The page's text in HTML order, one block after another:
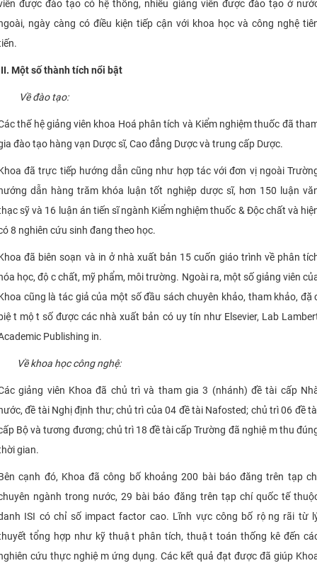
được đào tạo có hệ thống, nhiều giảng viên được đào tạo ở
ngày càng có điều kiện tiếp cận với khoa học và công nghệ
Một số thành tích nổi bật
Về đào tạo:
thế hệ giảng viên khoa Hoá phân tích và Kiểm nghiệm thuốc đã
đào tạo hàng vạn Dược sĩ, Cao đẳng Dược và trung cấp Dược.
đã trực tiếp hướng dẫn cũng như hợp tác với đơn vị ngoài
dẫn hàng trăm khóa luận tốt nghiệp dược sĩ, hơn 150 luận
sỹ và 16 luận án tiến sĩ ngành Kiểm nghiệm thuốc & Độc chất và
8 nghiên cứu sinh đang theo học.
đã biên soạn và in ở nhà xuất bản 15 cuốn giáo trình về phân
học, độc chất, mỹ phẩm, môi trường. Ngoài ra, một số giảng viên
cũng là tác giả của một số đầu sách chuyên khảo, tham khảo,
một số được các nhà xuất bản có uy tín như Elsevier, Lab
Publishing in.
khoa học công nghệ:
giảng viên Khoa đã chủ trì và tham gia 3 (nhánh) đề tài cấp
đề tài Nghị định thư; chủ trì của 04 đề tài Nafosted; chủ trì 06 đề
Bộ và tương đương; chủ trì 18 đề tài cấp Trường đã nghiệm thu
gian.
cạnh đó, Khoa đã công bố khoảng 200 bài báo đăng trên tạp
ngành trong nước, 29 bài báo đăng trên tạp chí quốc tế
ISI có chỉ số impact factor cao. Lĩnh vực công bố rộng rãi từ
tổng hợp như kỹ thuật phân tích, thuật toán thống kê đến
cứu thực nghiệm ứng dụng. Các kết quả đạt được đã giúp